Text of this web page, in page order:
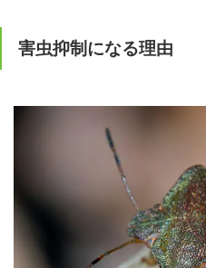
害虫抑制になる理由